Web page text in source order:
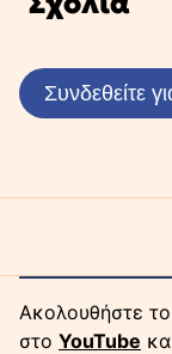
Συνδεθείτε
Ακολουθήστε
στο YouTube